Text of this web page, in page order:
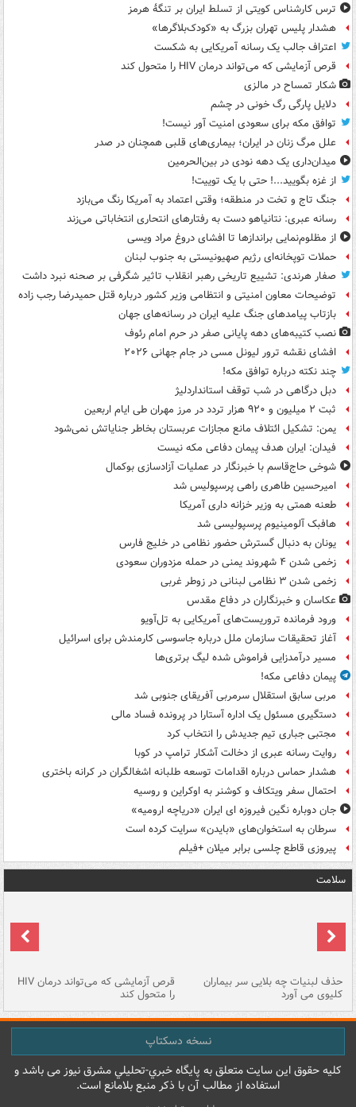
ترس کارشناس کویتی از تسلط ایران بر تنگۀ هرمز
هشدار پلیس تهران بزرگ به «کودک‌بلاگرها»
اعتراف جالب یک رسانه آمریکایی به شکست
قرص آزمایشی که می‌تواند درمان HIV را متحول کند
شکار تمساح در مالزی
دلایل پارگی رگ خونی در چشم
توافق مکه برای سعودی امنیت آور نیست!
علل مرگ زنان در ایران؛ بیماری‌های قلبی همچنان در صدر
میدان‌داری یک دهه نودی در بین‌الحرمین
از غزه بگویید...! حتی با یک توییت!
جنگ تاج و تخت در منطقه؛ وقتی اعتماد به آمریکا رنگ می‌بازد
رسانه عبری: نتانیاهو دست به رفتارهای انتحاری انتخاباتی می‌زند
از مظلوم‌نمایی براندازها تا افشای دروغ مراد ویسی
حملات توپخانه‌ای رژیم صهیونیستی به جنوب لبنان
صفار هرندی: تشییع تاریخی رهبر انقلاب تاثیر شگرفی بر صحنه نبرد داشت
توضیحات معاون امنیتی و انتظامی وزیر کشور درباره قتل حمیدرضا رجب زاده
بازتاب پیامدهای جنگ علیه ایران در رسانه‌های جهان
نصب کتیبه‌های دهه پایانی صفر در حرم امام رئوف
افشای نقشه ترور لیونل مسی در جام جهانی ۲۰۲۶
چند نکته درباره توافق مکه!
دبل درگاهی در شب توقف استانداردلیژ
ثبت ۲ میلیون و ۹۲۰ هزار تردد در مرز مهران طی ایام اربعین
یمن: تشکیل ائتلاف مانع مجازات عربستان بخاطر جنایاتش نمی‌شود
فیدان: ایران هدف پیمان دفاعی مکه نیست
شوخی حاج‌قاسم با خبرنگار در عملیات آزادسازی بوکمال
امیرحسین طاهری راهی پرسپولیس شد
طعنه همتی به وزیر خزانه داری آمریکا
هافبک آلومینیوم پرسپولیسی شد
یونان به دنبال گسترش حضور نظامی در خلیج فارس
زخمی شدن ۴ شهروند یمنی در حمله مزدوران سعودی
زخمی شدن ۳ نظامی لبنانی در زوطر غربی
عکاسان و خبرنگاران در دفاع مقدس
ورود فرمانده تروریست‌های آمریکایی به تل‌آویو
آغاز تحقیقات سازمان ملل درباره جاسوسی کارمندش برای اسرائیل
مسیر درآمدزایی فراموش شده لیگ برتری‌ها
پیمان دفاعی مکه!
مربی سابق استقلال سرمربی آفریقای جنوبی شد
دستگیری مسئول یک اداره آستارا در پرونده فساد مالی
مجتبی جباری تیم جدیدش را انتخاب کرد
روایت رسانه عبری از دخالت آشکار ترامپ در کوبا
هشدار حماس درباره اقدامات توسعه طلبانه اشغالگران در کرانه باختری
احتمال سفر ویتکاف و کوشنر به اوکراین و روسیه
جان دوباره نگین فیروزه ای ایران «دریاچه ارومیه»
سرطان به استخوان‌های «بایدن» سرایت کرده است
پیروزی قاطع چلسی برابر میلان +فیلم
سلامت
حذف لبنیات چه بلایی سر بیماران
کلیوی می آورد
قرص آزمایشی که می‌تواند درمان HIV
را متحول کند
نسخه دسکتاپ
کليه حقوق اين سايت متعلق به پایگاه خبري-تحليلي مشرق نيوز می باشد و
استفاده از مطالب آن با ذکر منبع بلامانع است.